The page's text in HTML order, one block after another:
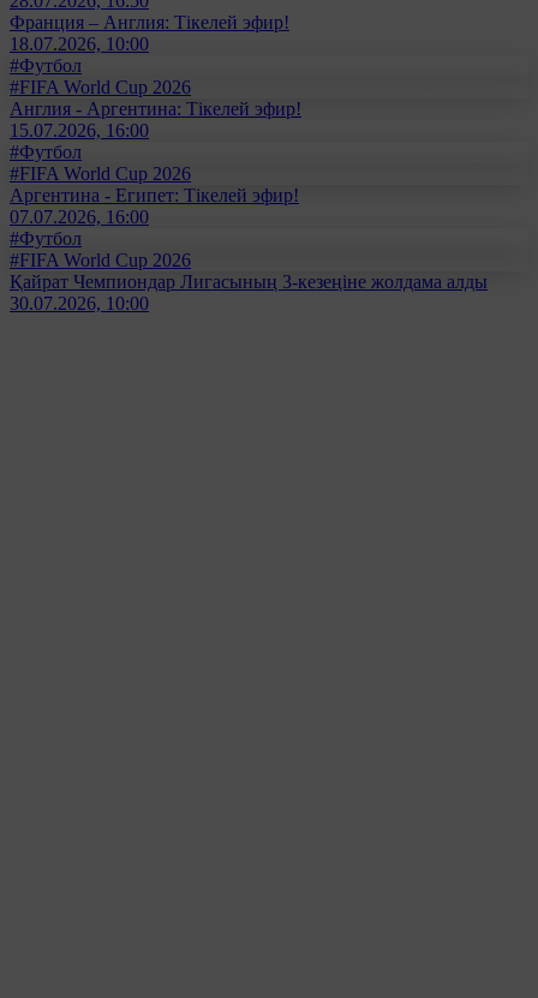
Франция – Англия: Тікелей эфир!
18.07.2026, 10:00
#Футбол
#FIFA World Cup 2026
Англия - Аргентина: Тікелей эфир!
15.07.2026, 16:00
#Футбол
#FIFA World Cup 2026
Аргентина - Египет: Тікелей эфир!
07.07.2026, 16:00
#Футбол
#FIFA World Cup 2026
Қайрат Чемпиондар Лигасының 3-кезеңіне жолдама алды
30.07.2026, 10:00